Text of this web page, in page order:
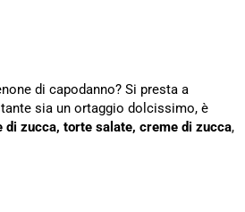
di capodanno? Si presta a
sia un ortaggio dolcissimo, è
di zucca, torte salate, creme di zucca,